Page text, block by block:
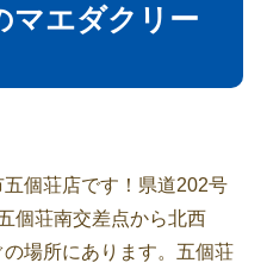
マエダクリー
個荘店です！県道202号
個荘南交差点から北西
の場所にあります。五個荘